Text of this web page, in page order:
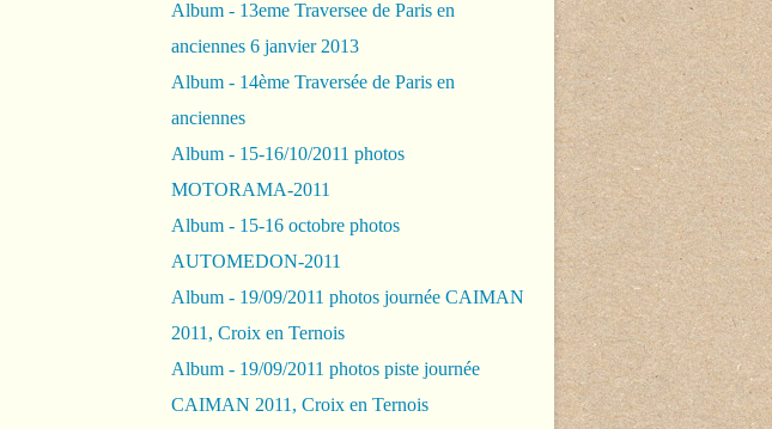
Album - 13eme Traversee de Paris en
anciennes 6 janvier 2013
Album - 14ème Traversée de Paris en
anciennes
Album - 15-16/10/2011 photos
MOTORAMA-2011
Album - 15-16 octobre photos
AUTOMEDON-2011
Album - 19/09/2011 photos journée CAIMAN
2011, Croix en Ternois
Album - 19/09/2011 photos piste journée
CAIMAN 2011, Croix en Ternois